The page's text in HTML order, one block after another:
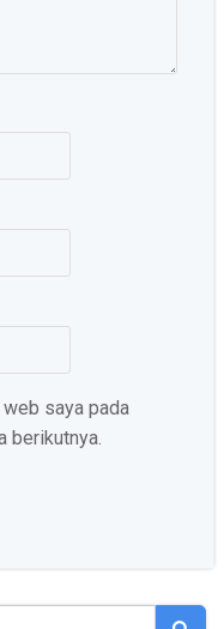
saya pada
berikutnya.